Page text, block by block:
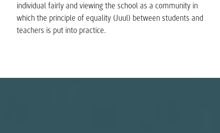
individual fairly and viewing the school as a community in
which the principle of equality (Juul) between students and
teachers is put into practice.